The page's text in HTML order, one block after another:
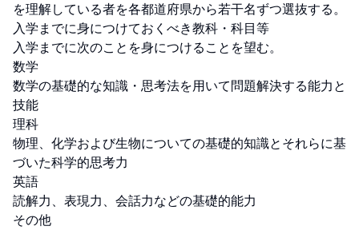
を理解している者を各都道府県から若干名ずつ選抜する。
入学までに身につけておくべき教科・科目等
入学までに次のことを身につけることを望む。
数学
数学の基礎的な知識・思考法を用いて問題解決する能力と
技能
理科
物理、化学および生物についての基礎的知識とそれらに基
づいた科学的思考力
英語
読解力、表現力、会話力などの基礎的能力
その他